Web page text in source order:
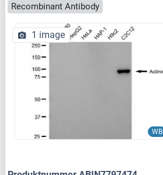
Recombinant Antibody
WB
1 image